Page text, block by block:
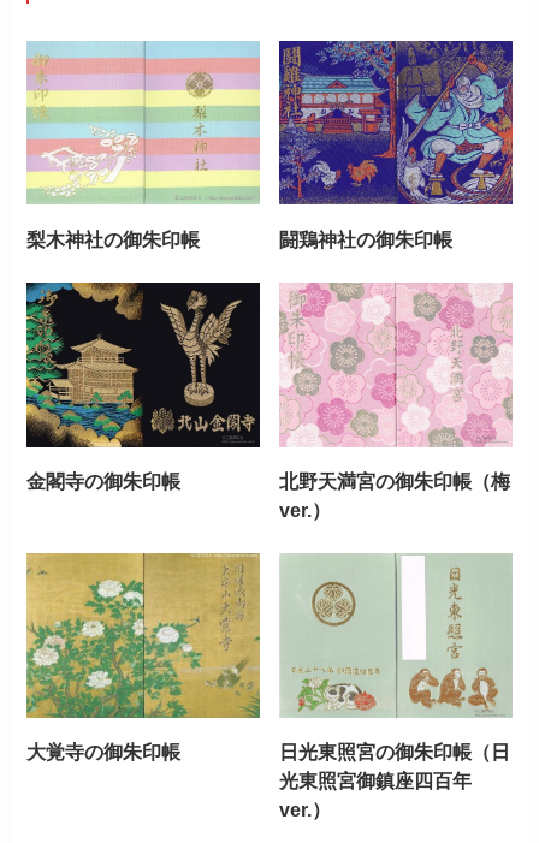
梨木神社の御朱印帳 闘鶏神社の御朱印帳
金閣寺の御朱印帳
北野天満宮の御朱印帳（梅
ver.）
大覚寺の御朱印帳
日光東照宮の御朱印帳（日
光東照宮御鎮座四百年
ver.）